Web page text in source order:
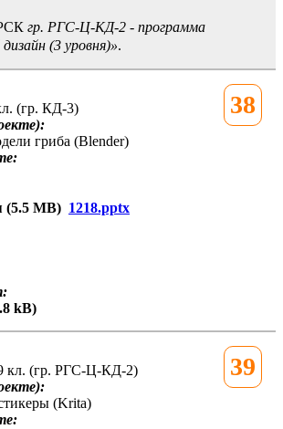
гр. РГС-Ц-КД-2 - программа
(3 уровня)».
38
(гр. КД-3)
гриба (Blender)
(5.5 MB) 1218.pptx
kB)
39
кл. (гр. РГС-Ц-КД-2)
(Krita)